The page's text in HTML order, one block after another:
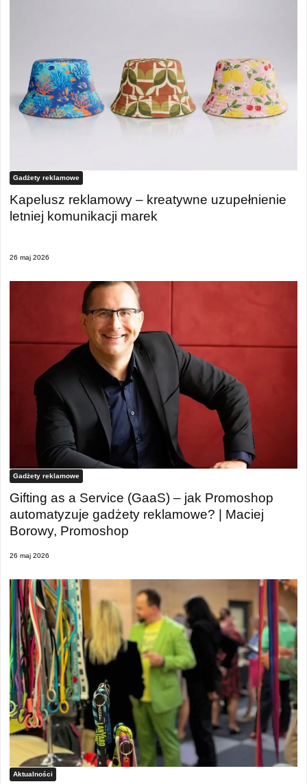
Gadżety reklamowe
Kapelusz reklamowy – kreatywne uzupełnienie
letniej komunikacji marek
26 maj 2026
Gadżety reklamowe
Gifting as a Service (GaaS) – jak Promoshop
automatyzuje gadżety reklamowe? | Maciej
Borowy, Promoshop
26 maj 2026
Aktualności